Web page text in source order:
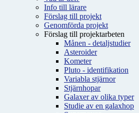
Info till lärare
Förslag till projekt
Genomförda projekt
Förslag till projektarbeten
Månen - detaljstudier
Asteroider
Kometer
Pluto - identifikation
Variabla stjärnor
Stjärnhopar
Galaxer av olika typer
Studie av en galaxhop